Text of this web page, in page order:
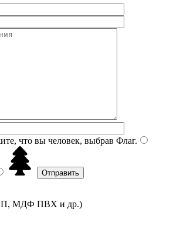
что вы человек, выбрав Флаг.
МДФ ПВХ и др.)